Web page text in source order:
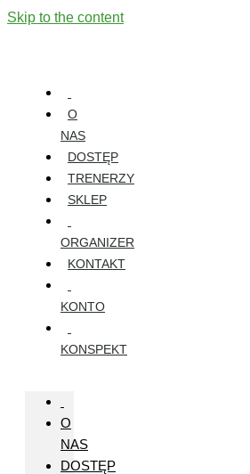
Skip to the content
O
NAS
DOSTĘP
TRENERZY
SKLEP
ORGANIZER
KONTAKT
KONTO
KONSPEKT
O
NAS
DOSTĘP